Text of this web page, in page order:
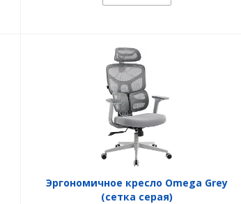
Эргономичное кресло Omega Grey
(сетка серая)